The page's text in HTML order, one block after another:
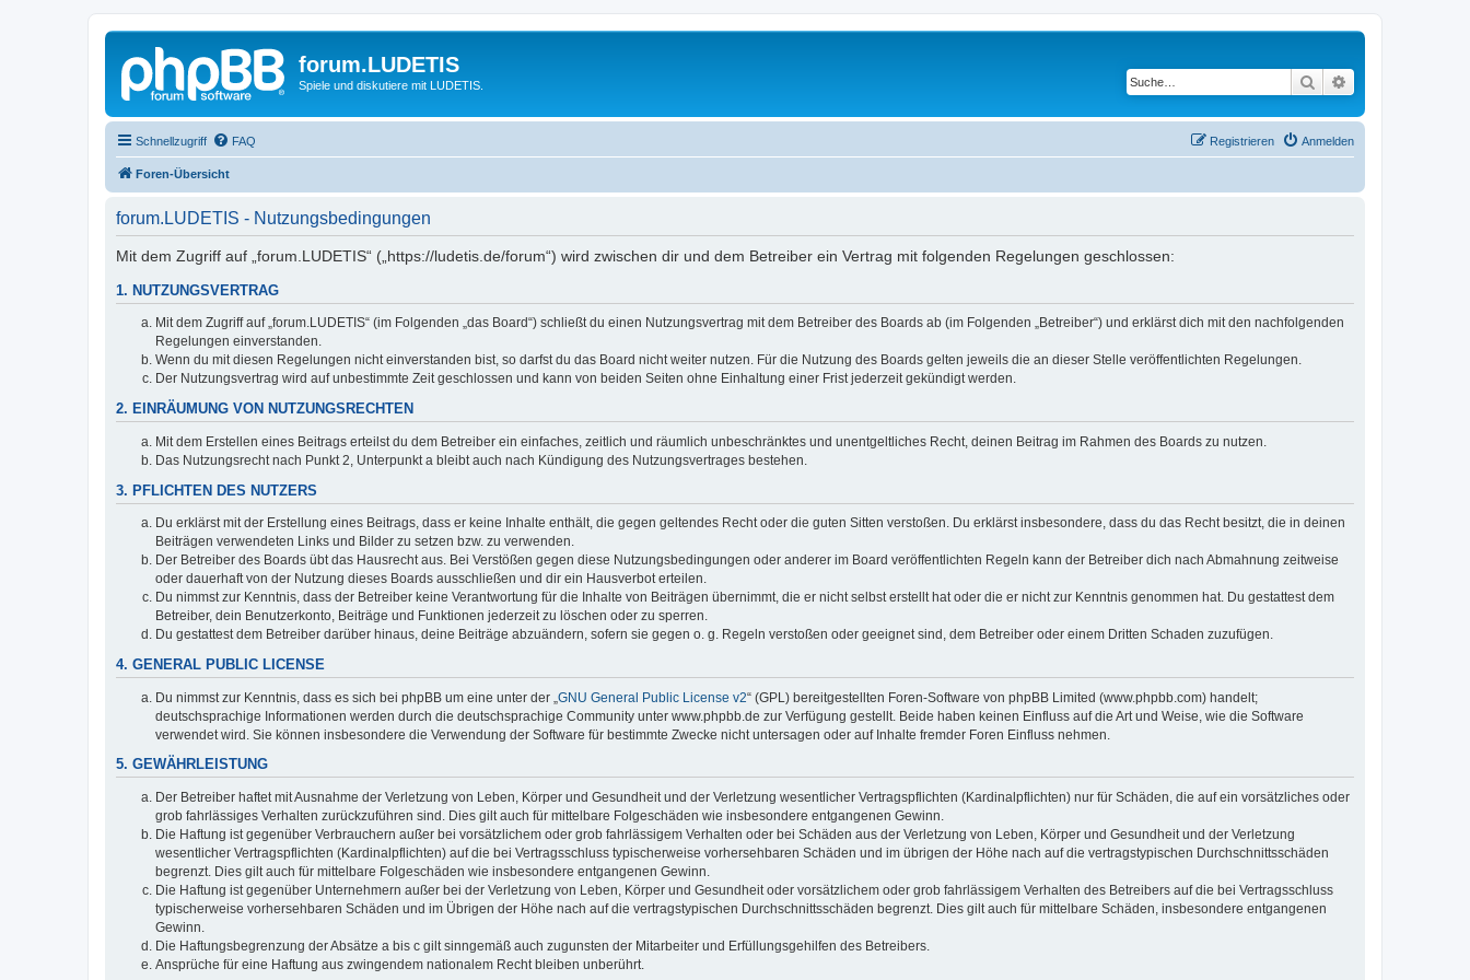
forum.LUDETIS
Spiele und diskutiere mit LUDETIS. Suche
Schnellzugriff FAQ Anmelden
Registrieren
Foren-Übersicht
forum.LUDETIS - Nutzungsbedingungen
Mit dem Zugriff auf „forum.LUDETIS“ („https://ludetis.de/forum“) wird zwischen dir und dem Betreiber ein Vertrag mit folgenden Regelungen geschlossen:
1. NUTZUNGSVERTRAG
Mit dem Zugriff auf „forum.LUDETIS“ (im Folgenden „das Board“) schließt du einen Nutzungsvertrag mit dem Betreiber des Boards ab (im Folgenden „Betreiber“) und erklärst dich mit den nachfolgenden
Regelungen einverstanden.
Wenn du mit diesen Regelungen nicht einverstanden bist, so darfst du das Board nicht weiter nutzen. Für die Nutzung des Boards gelten jeweils die an dieser Stelle veröffentlichten Regelungen.
Der Nutzungsvertrag wird auf unbestimmte Zeit geschlossen und kann von beiden Seiten ohne Einhaltung einer Frist jederzeit gekündigt werden.
2. EINRÄUMUNG VON NUTZUNGSRECHTEN
Mit dem Erstellen eines Beitrags erteilst du dem Betreiber ein einfaches, zeitlich und räumlich unbeschränktes und unentgeltliches Recht, deinen Beitrag im Rahmen des Boards zu nutzen.
Das Nutzungsrecht nach Punkt 2, Unterpunkt a bleibt auch nach Kündigung des Nutzungsvertrages bestehen.
3. PFLICHTEN DES NUTZERS
Du erklärst mit der Erstellung eines Beitrags, dass er keine Inhalte enthält, die gegen geltendes Recht oder die guten Sitten verstoßen. Du erklärst insbesondere, dass du das Recht besitzt, die in deinen
Beiträgen verwendeten Links und Bilder zu setzen bzw. zu verwenden.
Der Betreiber des Boards übt das Hausrecht aus. Bei Verstößen gegen diese Nutzungsbedingungen oder anderer im Board veröffentlichten Regeln kann der Betreiber dich nach Abmahnung zeitweise
oder dauerhaft von der Nutzung dieses Boards ausschließen und dir ein Hausverbot erteilen.
Du nimmst zur Kenntnis, dass der Betreiber keine Verantwortung für die Inhalte von Beiträgen übernimmt, die er nicht selbst erstellt hat oder die er nicht zur Kenntnis genommen hat. Du gestattest dem
Betreiber, dein Benutzerkonto, Beiträge und Funktionen jederzeit zu löschen oder zu sperren.
Du gestattest dem Betreiber darüber hinaus, deine Beiträge abzuändern, sofern sie gegen o. g. Regeln verstoßen oder geeignet sind, dem Betreiber oder einem Dritten Schaden zuzufügen.
4. GENERAL PUBLIC LICENSE
Du nimmst zur Kenntnis, dass es sich bei phpBB um eine unter der „ GNU General Public License v2“ (GPL) bereitgestellten Foren-Software von phpBB Limited (www.phpbb.com) handelt;
deutschsprachige Informationen werden durch die deutschsprachige Community unter www.phpbb.de zur Verfügung gestellt. Beide haben keinen Einfluss auf die Art und Weise, wie die Software
verwendet wird. Sie können insbesondere die Verwendung der Software für bestimmte Zwecke nicht untersagen oder auf Inhalte fremder Foren Einfluss nehmen.
5. GEWÄHRLEISTUNG
Der Betreiber haftet mit Ausnahme der Verletzung von Leben, Körper und Gesundheit und der Verletzung wesentlicher Vertragspflichten (Kardinalpflichten) nur für Schäden, die auf ein vorsätzliches oder
grob fahrlässiges Verhalten zurückzuführen sind. Dies gilt auch für mittelbare Folgeschäden wie insbesondere entgangenen Gewinn.
Die Haftung ist gegenüber Verbrauchern außer bei vorsätzlichem oder grob fahrlässigem Verhalten oder bei Schäden aus der Verletzung von Leben, Körper und Gesundheit und der Verletzung
wesentlicher Vertragspflichten (Kardinalpflichten) auf die bei Vertragsschluss typischerweise vorhersehbaren Schäden und im übrigen der Höhe nach auf die vertragstypischen Durchschnittsschäden
begrenzt. Dies gilt auch für mittelbare Folgeschäden wie insbesondere entgangenen Gewinn.
Die Haftung ist gegenüber Unternehmern außer bei der Verletzung von Leben, Körper und Gesundheit oder vorsätzlichem oder grob fahrlässigem Verhalten des Betreibers auf die bei Vertragsschluss
typischerweise vorhersehbaren Schäden und im Übrigen der Höhe nach auf die vertragstypischen Durchschnittsschäden begrenzt. Dies gilt auch für mittelbare Schäden, insbesondere entgangenen
Gewinn.
Die Haftungsbegrenzung der Absätze a bis c gilt sinngemäß auch zugunsten der Mitarbeiter und Erfüllungsgehilfen des Betreibers.
Ansprüche für eine Haftung aus zwingendem nationalem Recht bleiben unberührt.